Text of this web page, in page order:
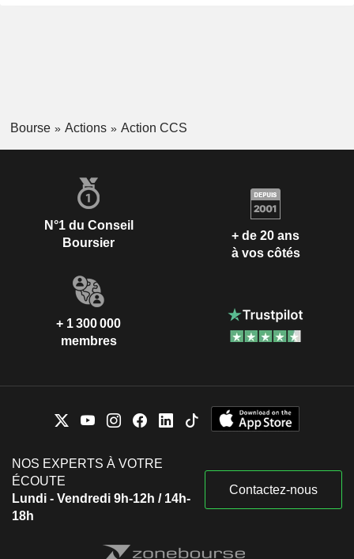
Bourse Actions Action CCS
N°1 du Conseil
Boursier
+ de 20 ans
à vos côtés
+ 1 300 000
membres
NOS EXPERTS À VOTRE
ÉCOUTE
Lundi - Vendredi 9h-12h / 14h-
18h
Contactez-nous